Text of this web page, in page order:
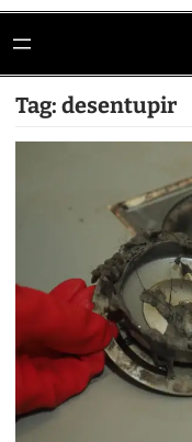
Tag: desentupir